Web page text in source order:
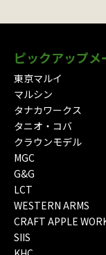
ピックアップメ
東京マルイ
マルシン
タナカワークス
タニオ・コバ
クラウンモデル
MGC
G&G
LCT
WESTERN ARMS
CRAFT APPLE
SIIS